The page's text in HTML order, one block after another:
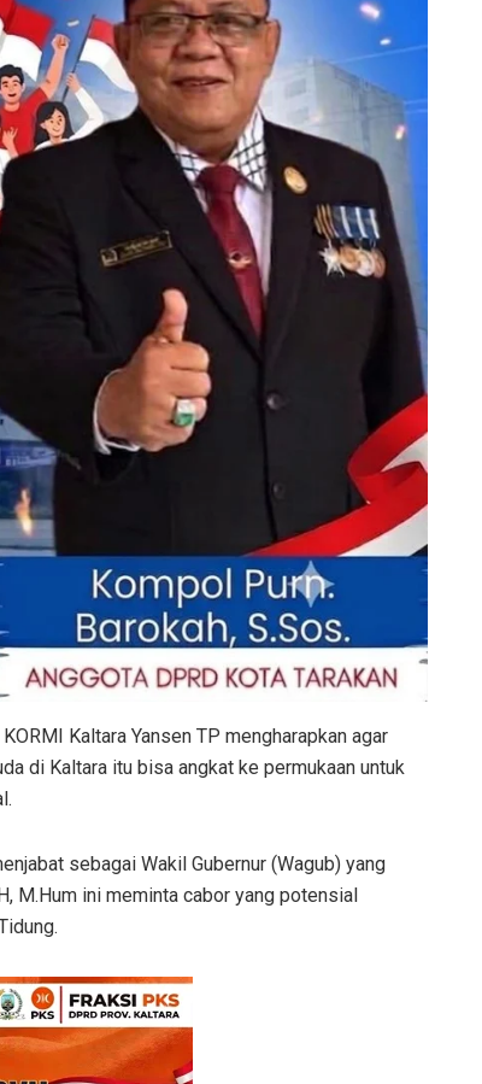
Kaltara Yansen TP mengharapkan agar
di Kaltara itu bisa angkat ke permukaan untuk
sebagai Wakil Gubernur (Wagub) yang
M.Hum ini meminta cabor yang potensial